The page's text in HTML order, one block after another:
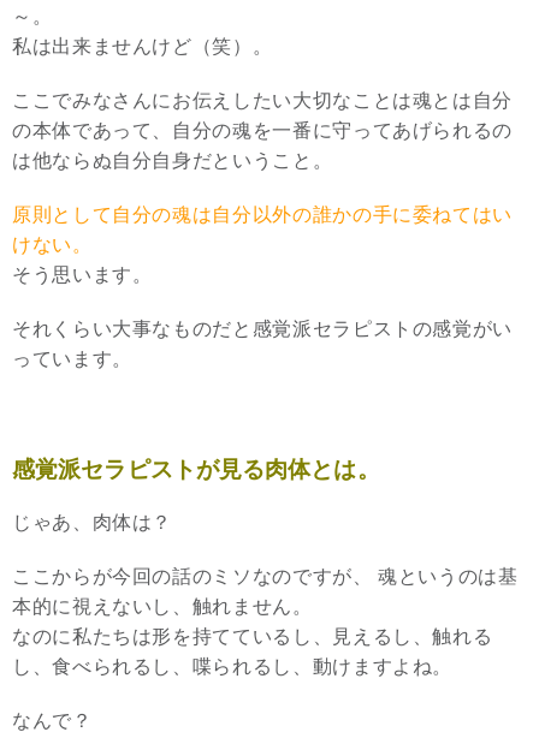
～。
私は出来ませんけど（笑）。
ここでみなさんにお伝えしたい大切なことは魂とは自分
の本体であって、自分の魂を一番に守ってあげられるの
は他ならぬ自分自身だということ。
原則として自分の魂は自分以外の誰かの手に委ねてはい
けない。
そう思います。
それくらい大事なものだと感覚派セラピストの感覚がい
っています。
感覚派セラピストが見る肉体とは。
じゃあ、肉体は？
ここからが今回の話のミソなのですが、 魂というのは基
本的に視えないし、触れません。
なのに私たちは形を持てているし、見えるし、触れる
し、食べられるし、喋られるし、動けますよね。
なんで？